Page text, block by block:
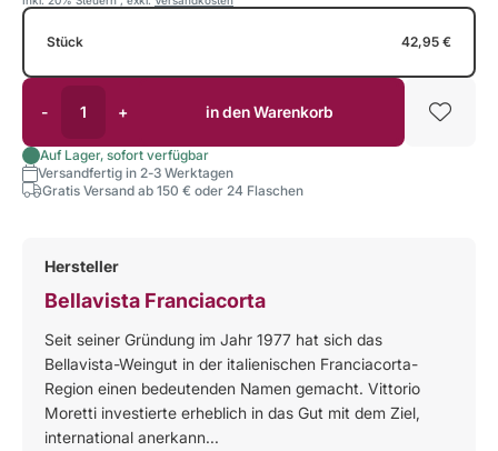
Stück 42,95 €
- + in den Warenkorb
Auf Lager, sofort verfügbar
Versandfertig in 2-3 Werktagen
Gratis Versand ab 150 € oder 24 Flaschen
Hersteller
Bellavista Franciacorta
Seit seiner Gründung im Jahr 1977 hat sich das
Bellavista-Weingut in der italienischen Franciacorta-
Region einen bedeutenden Namen gemacht. Vittorio
Moretti investierte erheblich in das Gut mit dem Ziel,
international anerkann...